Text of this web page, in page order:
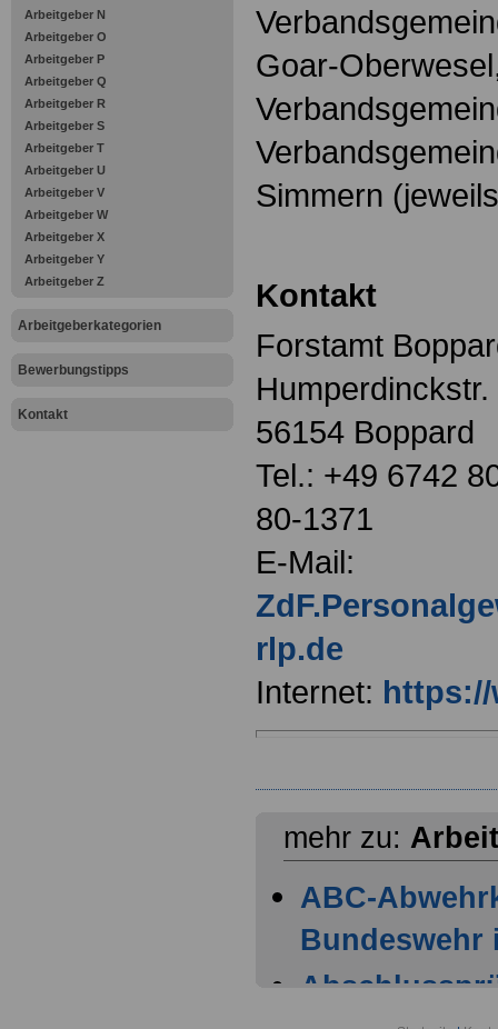
Arbeitgeber N
Arbeitgeber O
Arbeitgeber P
Arbeitgeber Q
Arbeitgeber R
Arbeitgeber S
Arbeitgeber T
Arbeitgeber U
Arbeitgeber V
Arbeitgeber W
Arbeitgeber X
Arbeitgeber Y
Arbeitgeber Z
Arbeitgeberkategorien
Bewerbungstipps
Kontakt
Goar-
Simmern
Kontakt
Forstamt
Humperdinckstr.
56154 Boppard
Tel.: +49 6742
80-1371
E-Mail:
rlp.de
Internet:
mehr zu:
ABC-
Bundeswehr